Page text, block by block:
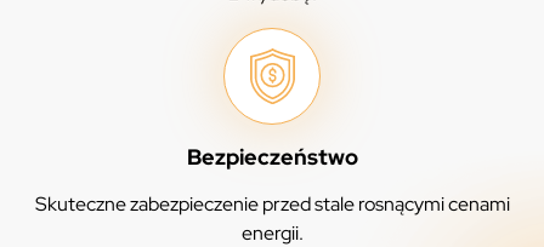
Bezpieczeństwo
Skuteczne zabezpieczenie przed stale rosnącymi cenami
energii.